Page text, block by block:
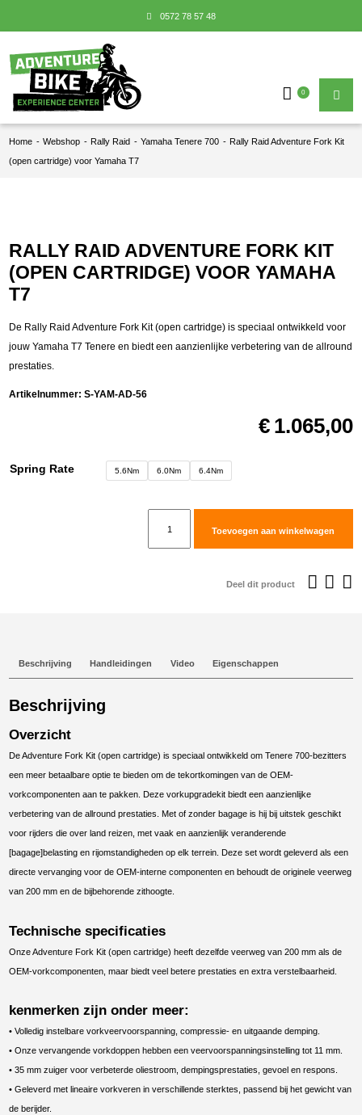
0572 78 57 48
0
Home - Webshop - Rally Raid - Yamaha Tenere 700 - Rally Raid Adventure Fork Kit
(open cartridge) voor Yamaha T7
RALLY RAID ADVENTURE FORK KIT
(OPEN CARTRIDGE) VOOR YAMAHA
T7
Artikelnummer:S-YAM-AD-56
De Rally Raid Adventure Fork Kit (open cartridge) is speciaal ontwikkeld voor
jouw Yamaha T7 Tenere en biedt een aanzienlijke verbetering van de allround
prestaties.
€ 1.065,00
Spring Rate 5.6Nm 6.0Nm 6.4Nm
Toevoegen aan winkelwagen
Deel dit product
Beschrijving Handleidingen Video Eigenschappen
Beschrijving
Overzicht
De Adventure Fork Kit (open cartridge) is speciaal ontwikkeld om Tenere 700-bezitters
een meer betaalbare optie te bieden om de tekortkomingen van de OEM-
vorkcomponenten aan te pakken. Deze vorkupgradekit biedt een aanzienlijke
verbetering van de allround prestaties. Met of zonder bagage is hij bij uitstek geschikt
voor rijders die over land reizen, met vaak en aanzienlijk veranderende
[bagage]belasting en rijomstandigheden op elk terrein. Deze set wordt geleverd als een
directe vervanging voor de OEM-interne componenten en behoudt de originele veerweg
van 200 mm en de bijbehorende zithoogte.
Technische specificaties
Onze Adventure Fork Kit (open cartridge) heeft dezelfde veerweg van 200 mm als de
OEM-vorkcomponenten, maar biedt veel betere prestaties en extra verstelbaarheid.
kenmerken zijn onder meer:
• Volledig instelbare vorkveervoorspanning, compressie- en uitgaande demping.
• Onze vervangende vorkdoppen hebben een veervoorspanningsinstelling tot 11 mm.
• 35 mm zuiger voor verbeterde oliestroom, dempingsprestaties, gevoel en respons.
• Geleverd met lineaire vorkveren in verschillende sterktes, passend bij het gewicht van
de berijder.